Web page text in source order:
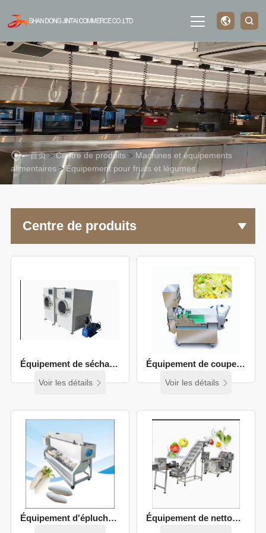
Page
d'accueil
à propos de
nous
首页>Centre de produits> Machines et équipements
alimentaires>Équipement pour fruits et légumes
Centre de produits
Équipement de séchage de fruits et légumes
Voir les détails
Équipement de coupe de fruits et légumes
Voir les détails
Équipement d'épluchage de fruits et légumes Équipement de nettoyage des fruits et légumes